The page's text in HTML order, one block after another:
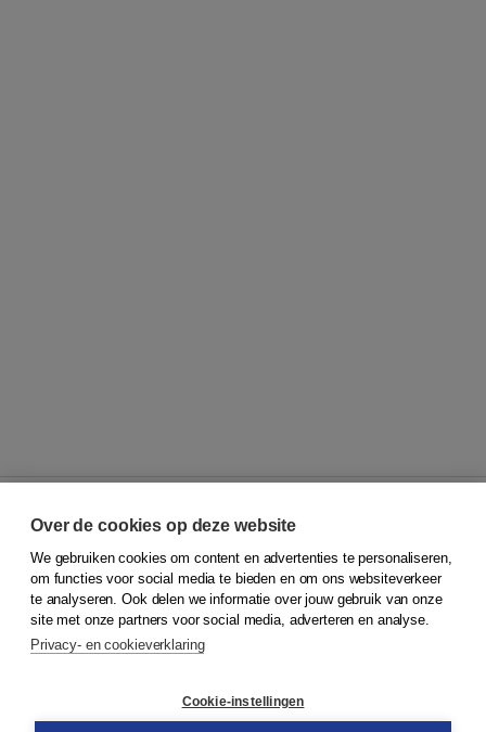
© 2026Koninklijke Boom uitgevers
Klantenservice
Service & informatie
Contact
Over de cookies op deze website
We gebruiken cookies om content en advertenties te personaliseren,
om functies voor social media te bieden en om ons websiteverkeer
te analyseren. Ook delen we informatie over jouw gebruik van onze
site met onze partners voor social media, adverteren en analyse.
Privacy- en cookieverklaring
Cookie-instellingen